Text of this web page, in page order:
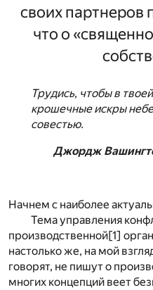
своих партнеров
что о
Трудись, чтобы в
крошечные искры
совестью.
Джордж
Начнем с наиболее
Тема управления
производственной[1]
настолько же, на мой
говорят, не пишут о
многих концепций веет